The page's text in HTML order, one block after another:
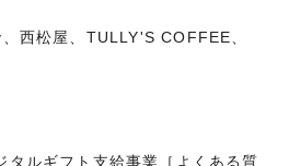
西松屋、TULLY'S COFFEE、
タルギフト支給事業［よくある質